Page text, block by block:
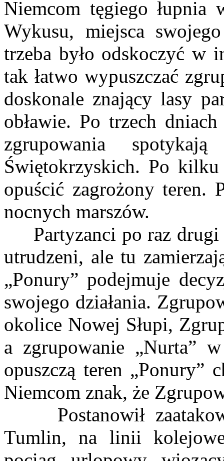
Niemcom tęgiego
Wykusu, miejsca
trzeba było odskoczyć w
tak łatwo wypuszczać
doskonale znający lasy
obławie. Po trzech
zgrupowania
Świętokrzyskich. Po
opuścić zagrożony
nocnych marszów.
Partyzanci po raz drugi
utrudzeni, ale tu
„Ponury” podejmuje
swojego działania.
okolice Nowej Słupi,
a zgrupowanie „Nurta”
opuszczą teren „Ponury”
Niemcom znak, że
Postanowił
Tumlin, na linii